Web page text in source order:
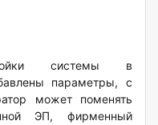
системы в
параметры, с
может поменять
ЭП, фирменный